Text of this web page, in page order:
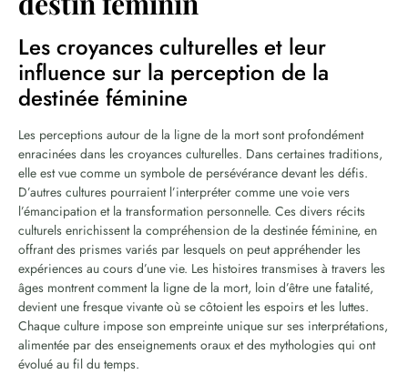
Les croyances culturelles et leur
influence sur la perception de la
destinée féminine
Les perceptions autour de la ligne de la mort sont profondément
enracinées dans les croyances culturelles. Dans certaines traditions,
elle est vue comme un symbole de persévérance devant les défis.
D’autres cultures pourraient l’interpréter comme une voie vers
l’émancipation et la transformation personnelle. Ces divers récits
culturels enrichissent la compréhension de la destinée féminine, en
offrant des prismes variés par lesquels on peut appréhender les
expériences au cours d’une vie. Les histoires transmises à travers les
âges montrent comment la ligne de la mort, loin d’être une fatalité,
devient une fresque vivante où se côtoient les espoirs et les luttes.
Chaque culture impose son empreinte unique sur ses interprétations,
alimentée par des enseignements oraux et des mythologies qui ont
évolué au fil du temps.